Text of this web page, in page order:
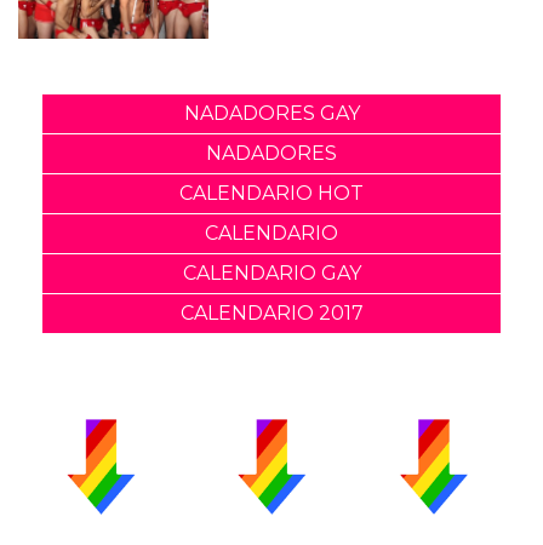
NADADORES GAY
NADADORES
CALENDARIO HOT
CALENDARIO
CALENDARIO GAY
CALENDARIO 2017